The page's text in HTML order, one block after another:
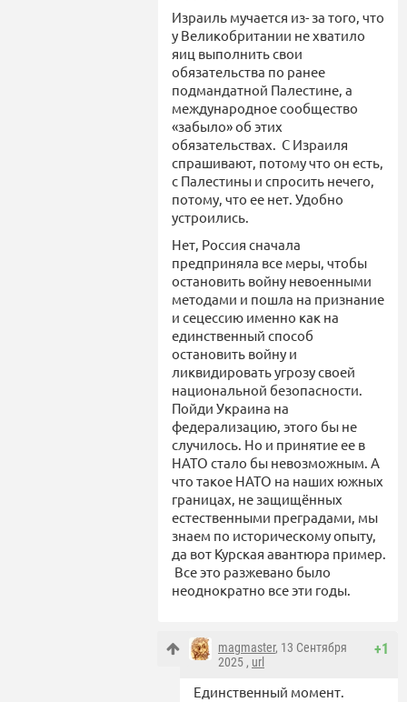
Израиль мучается из- за того, что
у Великобритании не хватило
яиц выполнить свои
обязательства по ранее
подмандатной Палестине, а
международное сообщество
«забыло» об этих
обязательствах. С Израиля
спрашивают, потому что он есть,
с Палестины и спросить нечего,
потому, что ее нет. Удобно
устроились.
Нет, Россия сначала
предприняла все меры, чтобы
остановить войну невоенными
методами и пошла на признание
и сецессию именно как на
единственный способ
остановить войну и
ликвидировать угрозу своей
национальной безопасности.
Пойди Украина на
федерализацию, этого бы не
случилось. Но и принятие ее в
НАТО стало бы невозможным. А
что такое НАТО на наших южных
границах, не защищённых
естественными преградами, мы
знаем по историческому опыту,
да вот Курская авантюра пример.
Все это разжевано было
неоднократно все эти годы.
+1
magmaster, 13 Сентября
2025 , url
Единственный момент.